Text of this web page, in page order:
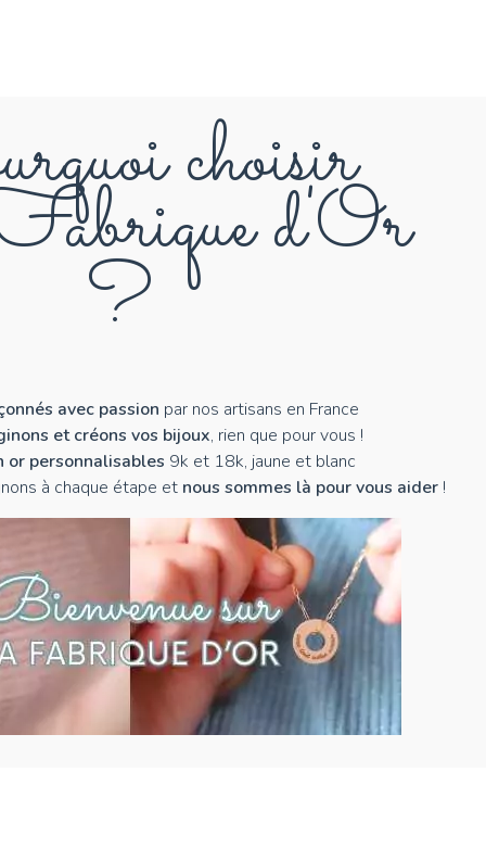
choisir
d'Or
?
avec passion par nos artisans en France
et créons vos bijoux, rien que pour vous !
or personnalisables 9k et 18k, jaune et blanc
à chaque étape et nous sommes là pour vous aider !